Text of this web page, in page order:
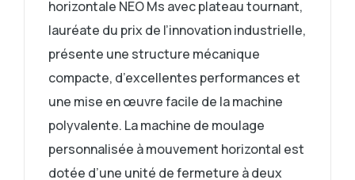
horizontale NEO Ms avec plateau tournant,
lauréate du prix de l’innovation industrielle,
présente une structure mécanique
compacte, d’excellentes performances et
une mise en œuvre facile de la machine
polyvalente. La machine de moulage
personnalisée à mouvement horizontal est
dotée d’une unité de fermeture à deux